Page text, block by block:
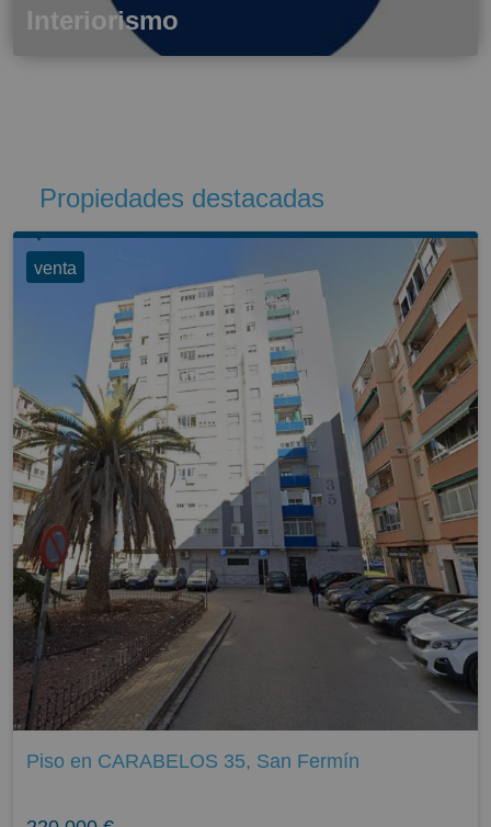
Interiorismo
Propiedades destacadas
venta
Piso en CARABELOS 35, San Fermín